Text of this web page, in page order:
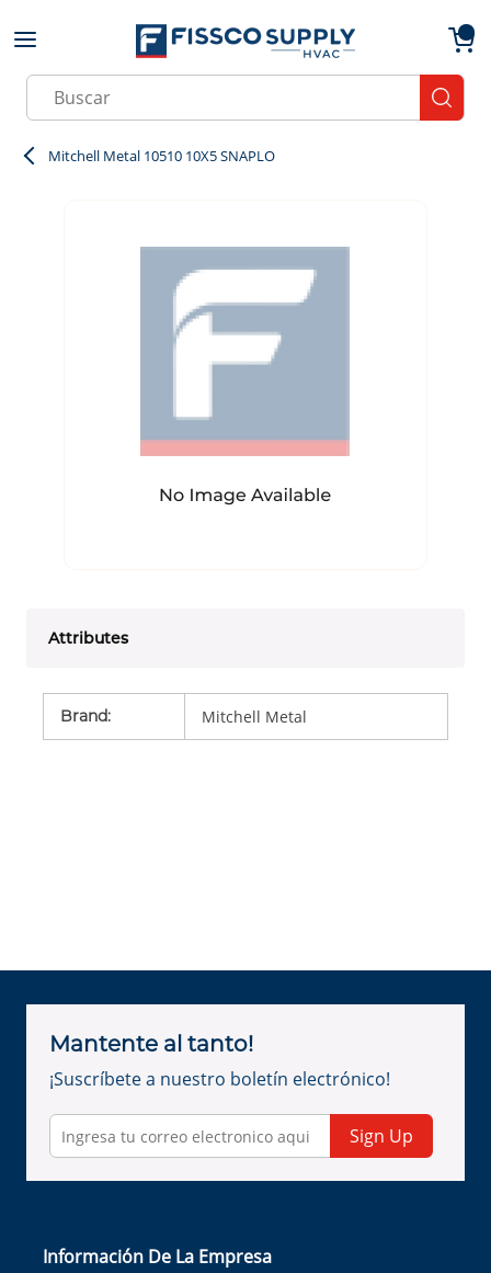
Skip to main content
Site Search
Mitchell Metal 10510 10X5 SNAPLO
Attributes
Brand: Mitchell Metal
Mantente al tanto!
¡Suscríbete a nuestro boletín electrónico!
Sign Up
Información De La Empresa